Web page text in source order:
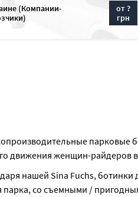
(Компании-
от ?
грн
парковые
движения женщин-райдеров
нашей Sina Fuchs,
парка, со съемными /